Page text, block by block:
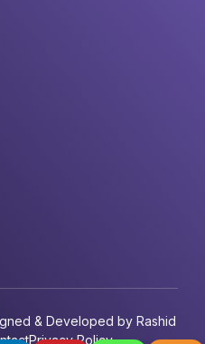
& Developed by Rashid
Privacy Policy